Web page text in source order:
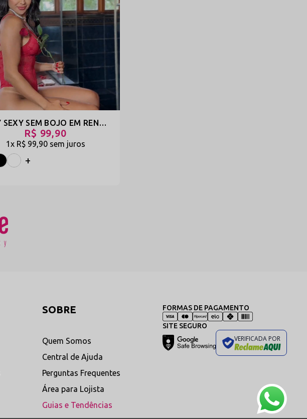
BODY SEXY SEM BOJO EM RENDA CAVADO COM BIJU - OTIMISTA
R$ 99,90
1x R$ 99,90 sem juros
+
SOBRE
Quem Somos
Central de Ajuda
Perguntas Frequentes
Área para Lojista
Guias e Tendências
FORMAS DE PAGAMENTO
SITE SEGURO
VERIFICADA POR